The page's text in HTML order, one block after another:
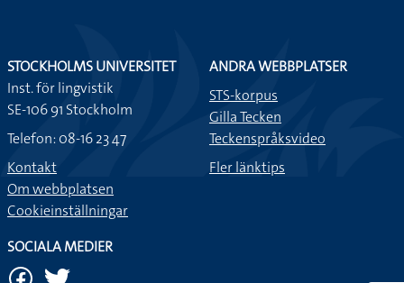
STOCKHOLMS UNIVERSITET
Inst. för lingvistik
SE-106 91 Stockholm
Telefon: 08-16 23 47
Kontakt
Om webbplatsen
Cookieinställningar
ANDRA WEBBPLATSER
STS-korpus
Gilla Tecken
Teckenspråksvideo
Fler länktips
SOCIALA MEDIER